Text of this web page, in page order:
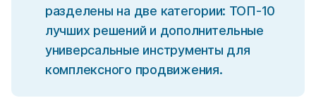
разделены на две категории: ТОП-10
лучших решений и дополнительные
универсальные инструменты для
комплексного продвижения.